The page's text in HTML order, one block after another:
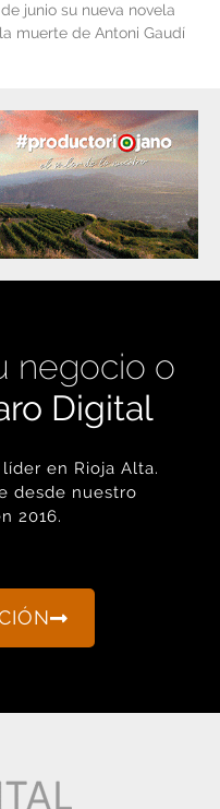
junio su nueva novela
muerte de Antoni Gaudí
negocio o
Digital
en Rioja Alta.
desde nuestro
2016.